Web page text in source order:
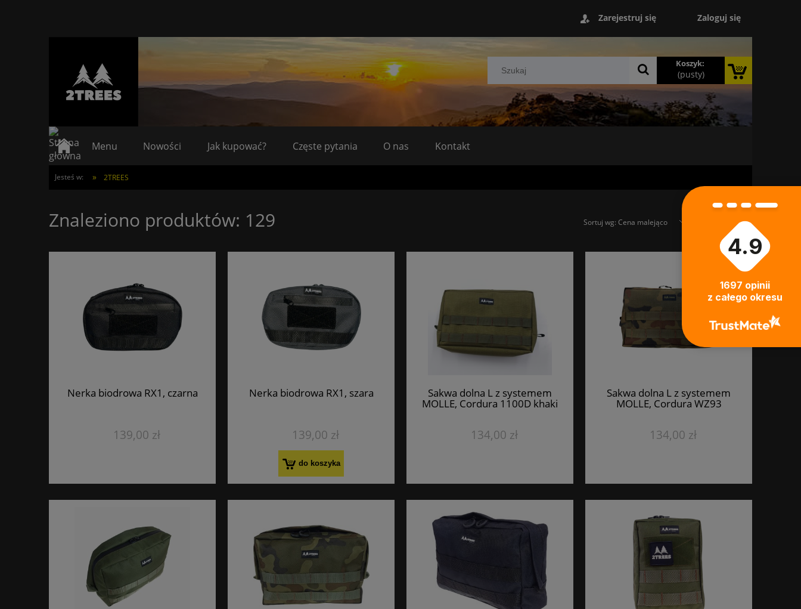
Zarejestruj się Zaloguj się
Koszyk:
(pusty)
Menu Nowości Jak kupować? Częste pytania O nas Kontakt
Jesteś w: » 2TREES
Znaleziono produktów: 129 Sortuj wg: Cena malejąco
Nerka biodrowa RX1, czarna
139,00 zł
Nerka biodrowa RX1, szara
139,00 zł
do koszyka
Sakwa dolna L z systemem
MOLLE, Cordura 1100D khaki
134,00 zł
Sakwa dolna L z systemem
MOLLE, Cordura WZ93
134,00 zł
4.9
1697 opinii
z całego okresu